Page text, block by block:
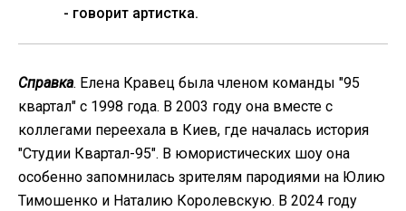
- говорит артистка.
Справка. Елена Кравец была членом команды "95
квартал" с 1998 года. В 2003 году она вместе с
коллегами переехала в Киев, где началась история
"Студии Квартал-95". В юмористических шоу она
особенно запомнилась зрителям пародиями на Юлию
Тимошенко и Наталию Королевскую. В 2024 году